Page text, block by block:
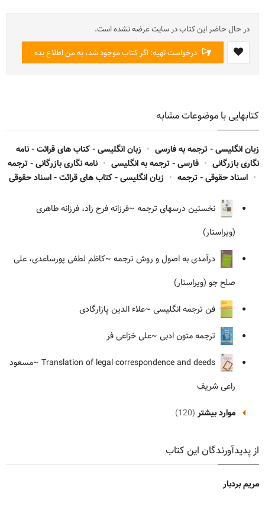
در حال حاضر این کتاب در سایت عرضه نشده است.
درخواست تهیه: اگر کتاب موجود شد، به من اطلاع بده
کتابهایی با موضوعات مشابه
زبان انگلیسی - ترجمه به فارسی • زبان انگلیسی - کتاب های قرائت - نامه
نگاری بازرگانی • فارسی - ترجمه به انگلیسی • نامه نگاری بازرگانی - ترجمه
• اسناد حقوقی - ترجمه • زبان انگلیسی - کتاب های قرائت - اسناد حقوقی
نخستین درسهای ترجمه ~فرزانه فرح زاد، فرزانه طاهری
(ویراستار)
درآمدی به اصول و روش ترجمه ~کاظم لطفی پورساعدی، علی
صلح جو (ویراستار)
فن ترجمه انگلیسی ~علاء الدین پازارگادی
ترجمه متون ادبی ~علی خزاعی فر
~مسعود
راعی شریف
موارد بیشتر (120)
از پدیدآورندگان این کتاب
مریم بردبار